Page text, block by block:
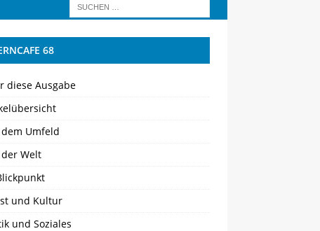
68
diese Ausgabe
Umfeld
Welt
und Kultur
und Soziales